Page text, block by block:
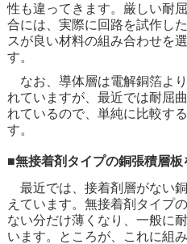
性も違ってきます。厳しい耐
合には、実際に回路を試作し
スが良い材料の組み合わせを
す。
なお、導体層は電解銅箔よ
れていますが、最近では耐屈
れているので、単純に比較す
す。
■無接着剤タイプの銅張積層板
最近では、接着剤層がない
えています。無接着剤タイプ
ない分だけ薄くなり、一般に
います。ところが、これに組